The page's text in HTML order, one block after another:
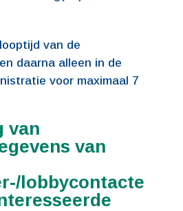
van de
daarna alleen in de
voor maximaal 7
van
van
lobbycontacte